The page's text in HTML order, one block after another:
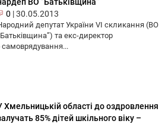
ВО “Батьківщина”
0 |30.05.2013
депутат України VI скликання (ВО
та екс-директор
самоврядування...
Хмельницькій області до оздровлення
85% дітей шкільного віку –